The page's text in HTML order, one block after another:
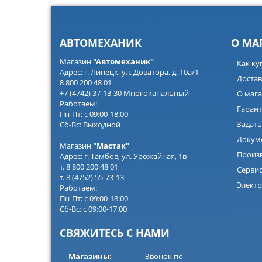
АВТОМЕХАНИК
Магазин"Автомеханик"
Адрес: г. Липецк, ул. Доватора, д. 10а/1
8 800 200 48 01
+7 (4742) 37-13-30 Многоканальный
Работаем:
Пн-Пт: с 09:00-18:00
Сб-Вс: Выходной
Магазин "Мастак"
Адрес: г. Тамбов, ул. Урожайная, 1в
т. 8 800 200 48 01
т. 8 (4752) 55-73-13
Работаем:
Пн-Пт: с 09:00-18:00
Сб-Вс: с 09:00-17:00
СВЯЖИТЕСЬ С НАМИ
Магазины: Звонок по
О
Как
О
Сервис